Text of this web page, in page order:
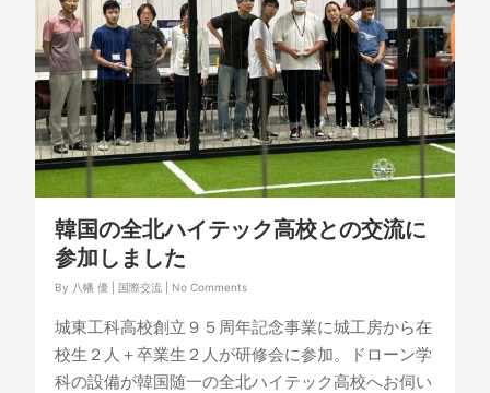
韓国の全北ハイテック高校との交流に
参加しました
By 八幡 優 国際交流 No Comments
城東工科高校創立９５周年記念事業に城工房から在
校生２人＋卒業生２人が研修会に参加。ドローン学
科の設備が韓国随一の全北ハイテック高校へお伺い